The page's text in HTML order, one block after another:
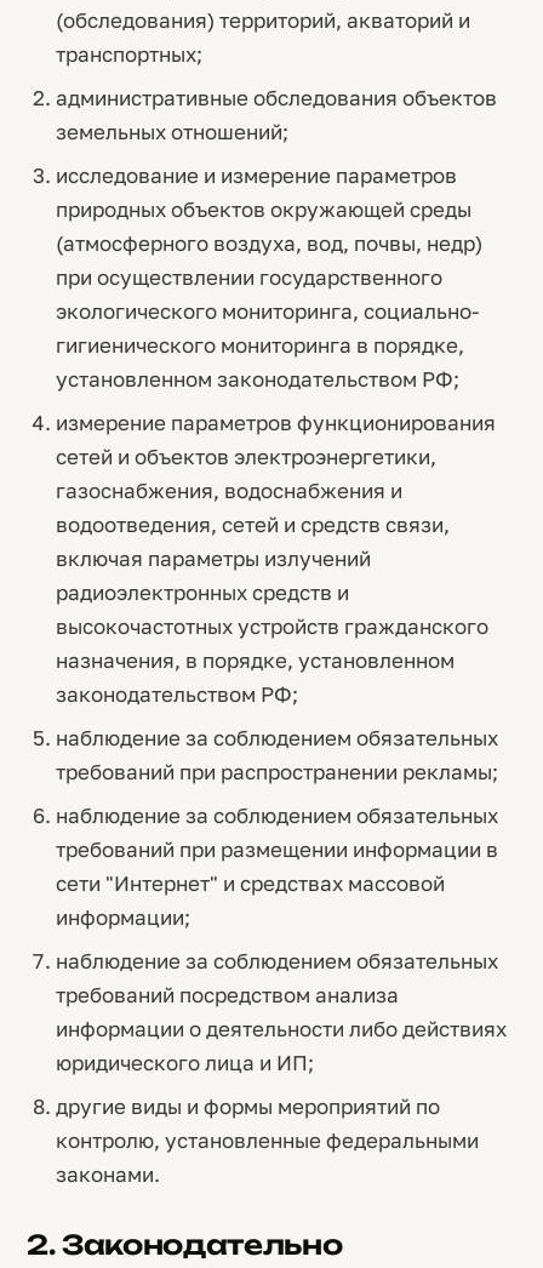
(обследования) территорий, акваторий и
транспортных;
административные обследования объектов
земельных отношений;
исследование и измерение параметров
природных объектов окружающей среды
(атмосферного воздуха, вод, почвы, недр)
при осуществлении государственного
экологического мониторинга, социально-
гигиенического мониторинга в порядке,
установленном законодательством РФ;
измерение параметров функционирования
сетей и объектов электроэнергетики,
газоснабжения, водоснабжения и
водоотведения, сетей и средств связи,
включая параметры излучений
радиоэлектронных средств и
высокочастотных устройств гражданского
назначения, в порядке, установленном
законодательством РФ;
наблюдение за соблюдением обязательных
требований при распространении рекламы;
наблюдение за соблюдением обязательных
требований при размещении информации в
сети "Интернет" и средствах массовой
информации;
наблюдение за соблюдением обязательных
требований посредством анализа
информации о деятельности либо действиях
юридического лица и ИП;
другие виды и формы мероприятий по
контролю, установленные федеральными
законами.
2. Законодательно